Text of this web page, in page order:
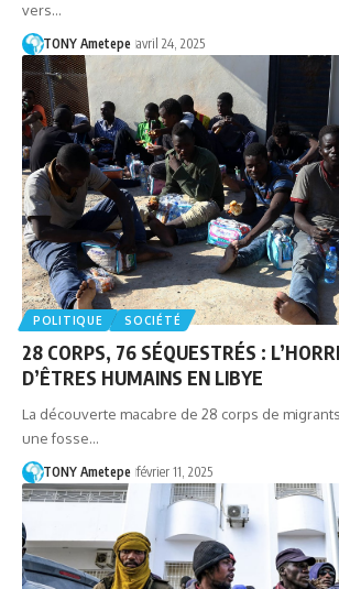
vers…
TONY Ametepe avril 24, 2025
POLITIQUE SOCIÉTÉ
28 CORPS, 76 SÉQUESTRÉS :
D’ÊTRES HUMAINS EN LIBYE
La découverte macabre de 28 corps de
une fosse…
TONY Ametepe février 11, 2025